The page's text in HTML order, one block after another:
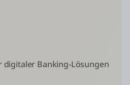
digitaler Banking-Lösungen